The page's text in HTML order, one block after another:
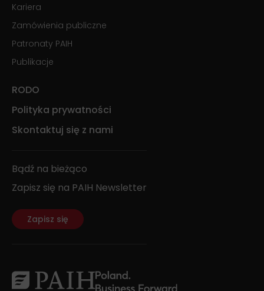
Kariera
Zamówienia publiczne
Patronaty PAIH
Publikacje
RODO
Polityka prywatności
Skontaktuj się z nami
Bądź na bieżąco
Zapisz się na PAIH Newsletter
Zapisz się